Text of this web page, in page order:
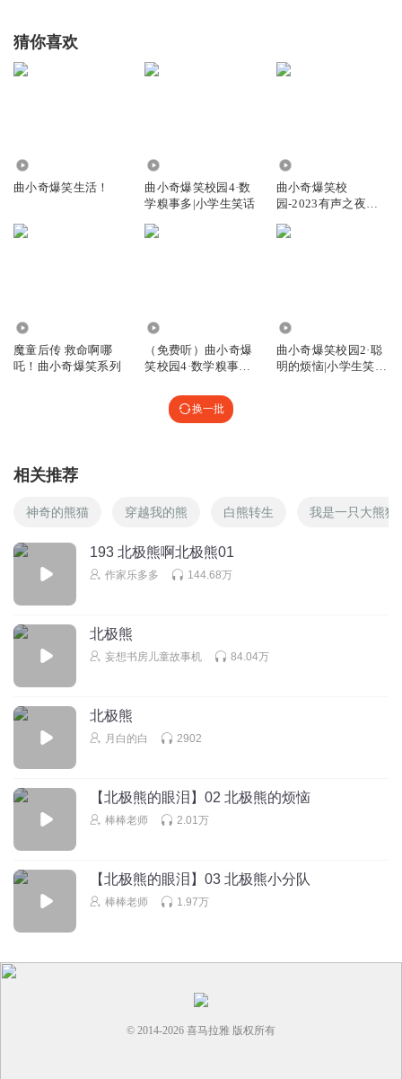
回复
迷你世界历史村谁加入
回复 2022-10-14 5
能̦̒复̦̒制̦̒出̦̒来̦̒的̦̒都̦̒是̦̒好̦̒手̦̒机̦̒┏━━┓┏━━┓┏━━┓
┗━━┛┗━━┛┗━━┛ ┏━━┓┏━━┓┏━━┓
┃┏┓┃┃┏┓┃┃┏┓┃ ┃┗┛┃┃┗┛┃┃┗┛┃
┗━━┛┗━━┛┗━━┛ 大⃠家⃠不⃠要⃠试⃠了⃠，⃠只⃠有⃠六⃠千⃠元⃠
以⃠上⃠的⃠手⃠机⃠才⃠可⃠以⃠复⃠制⃠而⃠且⃠就⃠算⃠你⃠可⃠以⃠复⃠制⃠也⃠粘⃠贴⃠不⃠
回复
我是无敌的无敌的爸爸 回复 @ 高贵的宫保鸡丁
听友450066260
能̦̒复̦̒制̦̒出̦̒来̦̒的̦̒都̦̒是̦̒好̦̒手̦̒机̦̒┏━━┓┏━━┓┏━━┓
┃┏━┛┃┏━┛┃┏━┛ ┃┗━┓┃┗━┓┃┗━┓
┃┏┓┃┃┏┓┃┃┏┓┃ ┃┗┛┃┃┗┛┃┃┗┛┃
┗━━┛┗━━┛┗━━┛ ┏━━┓┏━━┓┏━━┓
┃┏━┛┃┏━┛┃┏━┛ ┃┗━┓┃┗━┓┃┗━┓
┃┏┓┃┃┏┓┃┃┏┓┃ ┃┗┛┃┃┗┛┃┃┗┛┃
┗━━┛┗━━┛┗━━┛ 大⃠家⃠不⃠要⃠试⃠了⃠，⃠只⃠有⃠六⃠千⃠元⃠
以⃠上⃠的⃠手⃠机⃠才⃠可⃠以⃠复⃠制⃠而⃠且⃠就⃠算⃠你⃠可⃠以⃠复⃠制⃠也⃠粘⃠贴⃠不⃠
蓝天_jdu
┃┏━┛┃┏━┛┃┏━┛ ┃┗━┓┃┗━┓┃┗━┓
┃┏┓┃┃┏┓┃┃┏┓┃ ┃┗┛┃┃┗┛┃┃┗┛┃
猜你喜欢
曲小奇爆笑生活！
曲小奇爆笑校园4·数
学糗事多|小学生笑话
曲小奇爆笑校
园-2023有声之夜参
魔童后传 救命啊哪
吒！曲小奇爆笑系列
（免费听）曲小奇爆
笑校园4·数学糗事多|
曲小奇爆笑校园2·聪
明的烦恼|小学生笑
换一批
相关推荐
神奇的熊猫 穿越我的熊 白熊转生 我是一只大熊猫
193 北极熊啊北极熊01
作家乐多多 144.68万
北极熊
妄想书房儿童故事机 84.04万
北极熊
月白的白 2902
【北极熊的眼泪】02 北极熊的烦恼
棒棒老师 2.01万
【北极熊的眼泪】03 北极熊小分队
棒棒老师 1.97万
© 2014-2026 喜马拉雅 版权所有